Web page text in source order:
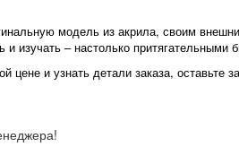
модель из акрила, своим
и изучать – настолько
цене и узнать детали заказа,